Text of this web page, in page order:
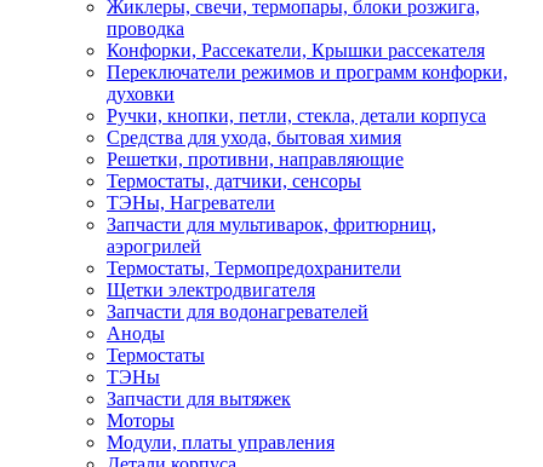
Жиклеры, свечи, термопары, блоки розжига,
проводка
Конфорки, Рассекатели, Крышки рассекателя
Переключатели режимов и программ конфорки,
духовки
Ручки, кнопки, петли, стекла, детали корпуса
Средства для ухода, бытовая химия
Решетки, противни, направляющие
Термостаты, датчики, сенсоры
ТЭНы, Нагреватели
Запчасти для мультиварок, фритюрниц,
аэрогрилей
Термостаты, Термопредохранители
Щетки электродвигателя
Запчасти для водонагревателей
Аноды
Термостаты
ТЭНы
Запчасти для вытяжек
Моторы
Модули, платы управления